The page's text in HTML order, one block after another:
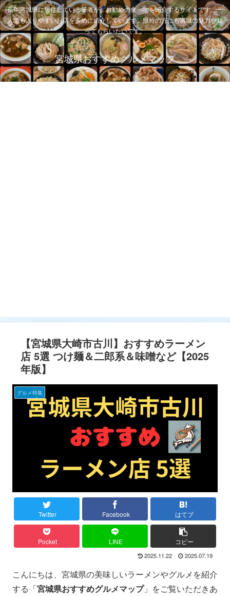
長年宮城県に居住している筆者が、お勧めの食べ物を紹介するサイトです。一
人でも入りやすいお店を多めに紹介しています。県外の方にも宮城の魅力を知
ってもらいたいです。
宮城県おすすめグルメマップ
【宮城県大崎市古川】おすすめラーメン
店 5選 つけ麺＆二郎系＆味噌など【2025
年版】
グルメ特集
Twitter Facebook はてブ
Pocket LINE コピー
2025.11.22 2025.07.19
こんにちは、宮城県の美味しいラーメンやグルメを紹介
する「宮城県おすすめグルメマップ」をご覧いただきあ